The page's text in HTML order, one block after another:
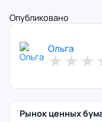
Опубликовано
Ольга
★ ★ ★
Рынок ценных